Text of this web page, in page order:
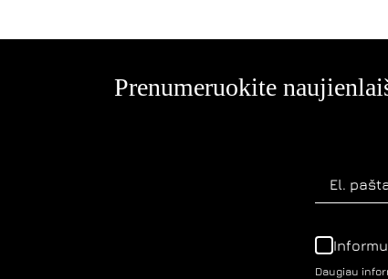
Prenumeruokite
Daugiau